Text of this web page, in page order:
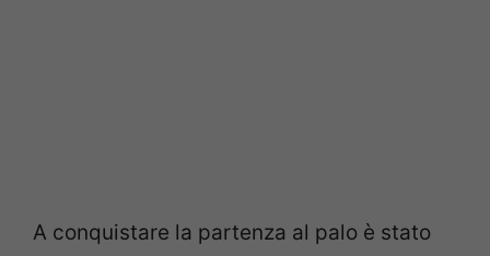
A conquistare la partenza al palo è stato